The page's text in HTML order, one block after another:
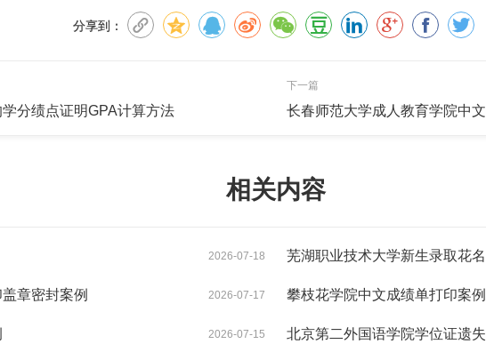
分享到：
分绩点证明GPA计算方法
下一篇
长春师范大学成人教育学院中
相关内容
2026-07-18 芜湖职业技术大学新生录取花
2026-07-17
章密封案例 攀枝花学院中文成绩单打印案例
2026-07-15 北京第二外国语学院学位证遗